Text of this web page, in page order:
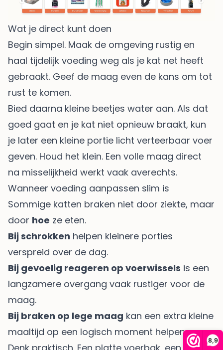
8,9
Wat je direct kunt doen
Begin simpel. Maak de omgeving rustig en
haal tijdelijk voeding weg als je kat net heeft
gebraakt. Geef de maag even de kans om tot
rust te komen.
Bied daarna kleine beetjes water aan. Als dat
goed gaat en je kat niet opnieuw braakt, kun
je later een kleine portie licht verteerbaar voer
geven. Houd het klein. Een volle maag direct
na misselijkheid werkt vaak averechts.
Wanneer voeding aanpassen slim is
Sommige katten braken niet door ziekte, maar
door hoe ze eten.
Bij schrokken helpen kleinere porties
verspreid over de dag.
Bij gevoelig reageren op voerwissels is een
langzamere overgang vaak rustiger voor de
maag.
Bij braken op lege maag kan een extra kleine
maaltijd op een logisch moment helpen.